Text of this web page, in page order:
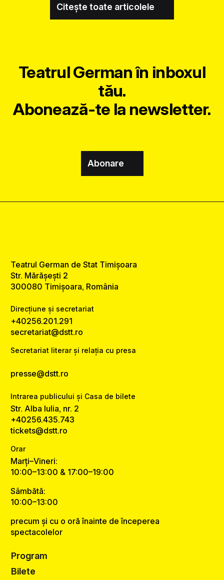
Citește toate articolele
Teatrul German în inboxul
tău.
Abonează-te la newsletter.
Abonare
Teatrul German de Stat Timișoara
Str. Mărășești 2
300080 Timișoara, România
Direcțiune și secretariat
+40256.201.291
secretariat@dstt.ro
Secretariat literar și relația cu presa
presse@dstt.ro
Intrarea publicului și Casa de bilete
Str. Alba Iulia, nr. 2
+40256.435.743
tickets@dstt.ro
Orar
Marți–Vineri:
10:00–13:00 & 17:00–19:00
Sâmbătă:
10:00–13:00
precum și cu o oră înainte de începerea
spectacolelor
Program
Bilete